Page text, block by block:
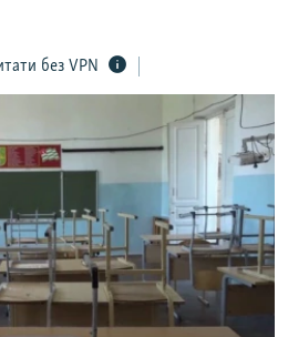
без VPN